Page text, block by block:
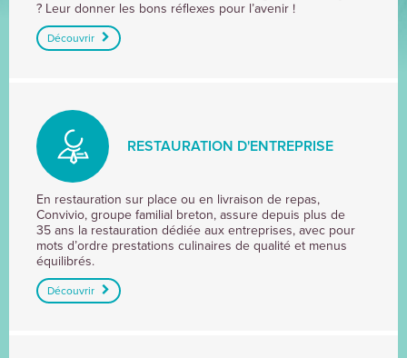
? Leur donner les bons réflexes pour l’avenir !
Découvrir
RESTAURATION D'ENTREPRISE
RESTAURATION
D'ENTREPRISE
En restauration sur place ou en livraison de repas,
Convivio, groupe familial breton, assure depuis plus de
35 ans la restauration dédiée aux entreprises, avec pour
mots d’ordre prestations culinaires de qualité et menus
équilibrés.
Découvrir